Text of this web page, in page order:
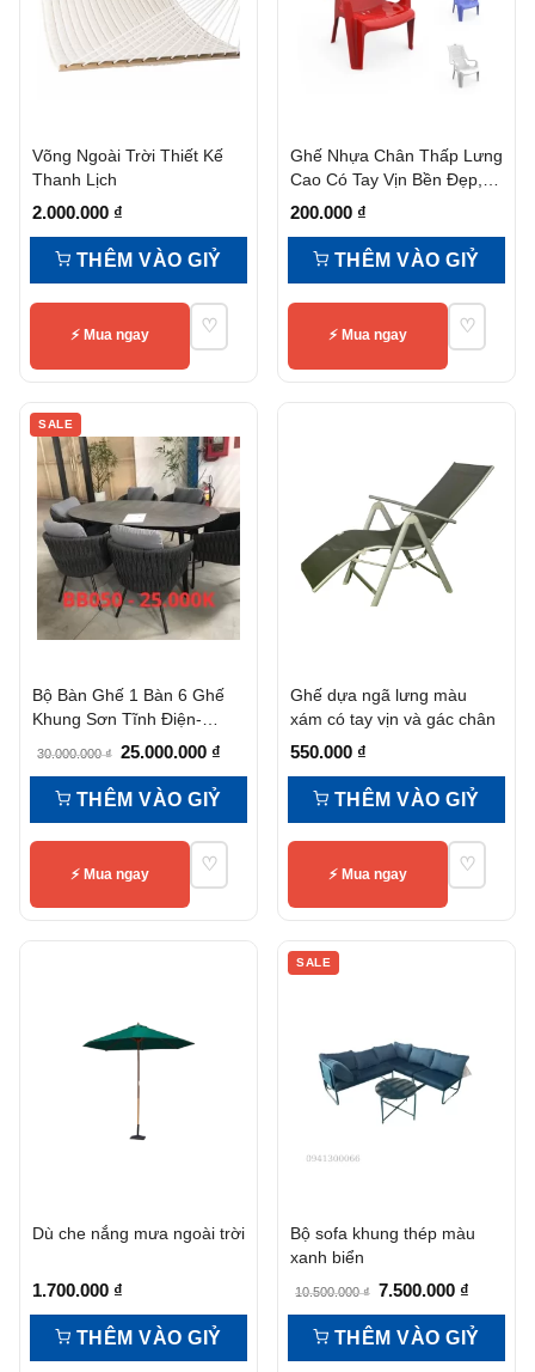
Võng Ngoài Trời Thiết Kế
Thanh Lịch
2.000.000 ₫
THÊM VÀO GIỶ
⚡ Mua ngay ♡
Ghế Nhựa Chân Thấp Lưng
Cao Có Tay Vịn Bền Đẹp,
Tiện Nghi
200.000 ₫
THÊM VÀO GIỶ
⚡ Mua ngay ♡
SALE
Bộ Bàn Ghế 1 Bàn 6 Ghế
Khung Sơn Tĩnh Điện-
30.000.000₫ Giá
gốc
là:
30.000.000 ₫.
25.000.000 ₫
hiện
là:
THÊM VÀO GIỶ
⚡ Mua ngay ♡
Ghế dựa ngã lưng màu
xám có tay vịn và gác chân
550.000 ₫
THÊM VÀO GIỶ
⚡ Mua ngay ♡
Dù che nắng mưa ngoài trời
1.700.000 ₫
THÊM VÀO GIỶ
SALE
Bộ sofa khung thép màu
xanh biển
10.500.000₫ Giá
gốc
là:
7.500.000 ₫
hiện
tại
THÊM VÀO GIỶ